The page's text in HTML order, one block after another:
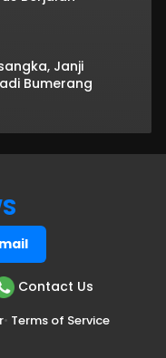
Janji
Bumerang
Contact Us
• Terms of Service